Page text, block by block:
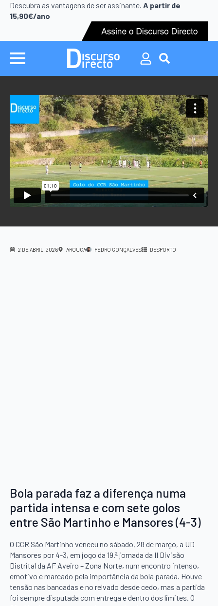
Descubra as vantagens de ser assinante. A partir de
15,90€/ano
Search
Search
2 DE ABRIL, 2026 AROUCA PEDRO GONÇALVES DESPORTO
Bola parada faz a diferença numa
partida intensa e com sete golos
entre São Martinho e Mansores (4-3)
O CCR São Martinho venceu no sábado, 28 de março, a UD
Mansores por 4-3, em jogo da 19.ª jornada da II Divisão
Distrital da AF Aveiro – Zona Norte, num encontro intenso,
emotivo e marcado pela importância da bola parada. Houve
tensão nas bancadas e no relvado desde cedo, mas a partida
foi sempre disputada com entrega e dentro dos limites. O